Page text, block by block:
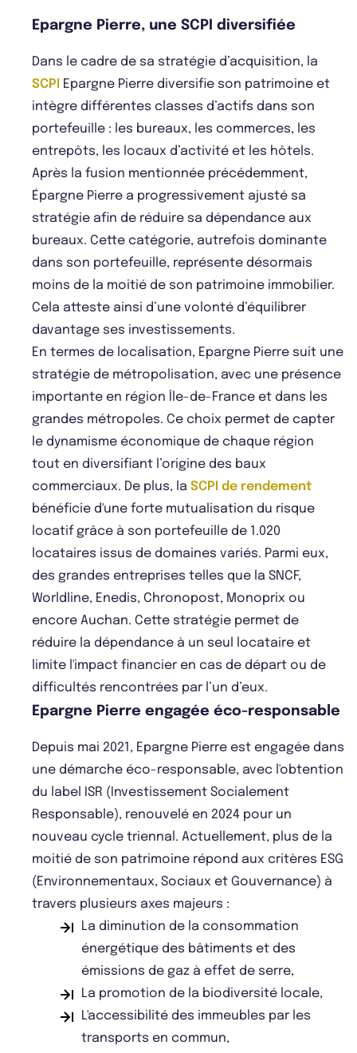
Epargne Pierre, une SCPI diversifiée
Dans le cadre de sa stratégie d’acquisition, la
SCPI Epargne Pierre diversifie son patrimoine et
intègre différentes classes d’actifs dans son
portefeuille : les bureaux, les commerces, les
entrepôts, les locaux d’activité et les hôtels.
Après la fusion mentionnée précédemment,
Épargne Pierre a progressivement ajusté sa
stratégie afin de réduire sa dépendance aux
bureaux. Cette catégorie, autrefois dominante
dans son portefeuille, représente désormais
moins de la moitié de son patrimoine immobilier.
Cela atteste ainsi d’une volonté d’équilibrer
davantage ses investissements.
En termes de localisation, Epargne Pierre suit une
stratégie de métropolisation, avec une présence
importante en région Île-de-France et dans les
grandes métropoles. Ce choix permet de capter
le dynamisme économique de chaque région
tout en diversifiant l’origine des baux
commerciaux. De plus, la SCPI de rendement
bénéficie d'une forte mutualisation du risque
locatif grâce à son portefeuille de 1.020
locataires issus de domaines variés. Parmi eux,
des grandes entreprises telles que la SNCF,
Worldline, Enedis, Chronopost, Monoprix ou
encore Auchan. Cette stratégie permet de
réduire la dépendance à un seul locataire et
limite l'impact financier en cas de départ ou de
difficultés rencontrées par l’un d’eux.
Epargne Pierre engagée éco-responsable
Depuis mai 2021, Epargne Pierre est engagée dans
une démarche éco-responsable, avec l'obtention
du label ISR (Investissement Socialement
Responsable), renouvelé en 2024 pour un
nouveau cycle triennal. Actuellement, plus de la
moitié de son patrimoine répond aux critères ESG
(Environnementaux, Sociaux et Gouvernance) à
travers plusieurs axes majeurs :
La diminution de la consommation
énergétique des bâtiments et des
émissions de gaz à effet de serre,
La promotion de la biodiversité locale,
L'accessibilité des immeubles par les
transports en commun,